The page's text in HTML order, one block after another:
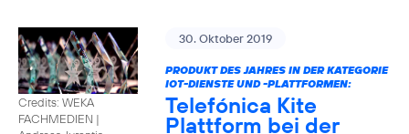
Credits: WEKA
FACHMEDIEN |
30. Oktober 2019
PRODUKT DES JAHRES IN DER KATEGORIE
IOT-DIENSTE UND -PLATTFORMEN:
Telefónica Kite
Plattform bei der